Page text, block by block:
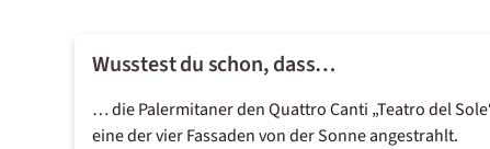
Wusstest du schon, dass…
… diePalermitanerden Quattro Canti „Teatro del Sole
eine der vierFassadenvon der Sonne angestrahlt.